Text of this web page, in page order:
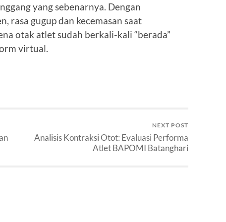
yang sebenarnya. Dengan
rasa gugup dan kecemasan saat
otak atlet sudah berkali-kali “berada”
virtual.
NEXT POST
Analisis Kontraksi Otot: Evaluasi Performa
Atlet BAPOMI Batanghari